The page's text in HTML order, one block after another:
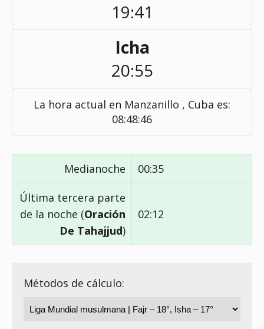
19:41
Icha
20:55
La hora actual en Manzanillo , Cuba es:
08:48:46
Medianoche 00:35
Última tercera parte
de la noche (Oración
De Tahajjud)
02:12
Métodos de cálculo: